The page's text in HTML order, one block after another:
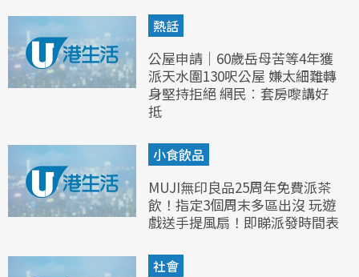
熱話
公屋申請｜60歲岳母苦等4年獲
派天水圍130呎公屋 嫌太細難轉
身堅持拒絕 網民︰套房嚟講好
抵
小食飲品
MUJI無印良品25周年免費派茶
飲！指定3個周末多區出沒 玩遊
戲送手提風扇！即睇派發時間表
社會